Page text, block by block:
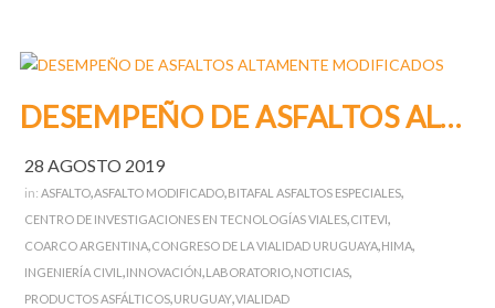
DESEMPEÑO DE ASFALTOS ALTAMENTE MODIFICADOS
28 AGOSTO 2019
in: ASFALTO,ASFALTO MODIFICADO,BITAFAL ASFALTOS ESPECIALES,
CENTRO DE INVESTIGACIONES EN TECNOLOGÍAS VIALES,CITEVI,
COARCO ARGENTINA,CONGRESO DE LA VIALIDAD URUGUAYA,HIMA,
INGENIERÍA CIVIL ,INNOVACIÓN,LABORATORIO,NOTICIAS,
PRODUCTOS ASFÁLTICOS,URUGUAY,VIALIDAD